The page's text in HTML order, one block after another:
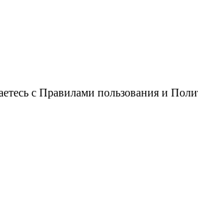
с Правилами пользования и